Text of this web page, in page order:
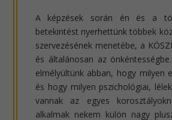
A képzések során én és a
betekintést nyerhettünk többek
szervezésének menetébe, a
és általánosan az
elmélyültünk abban, hogy milyen
és hogy milyen pszichológiai,
vannak az egyes
alkalmak nekem külön nagy